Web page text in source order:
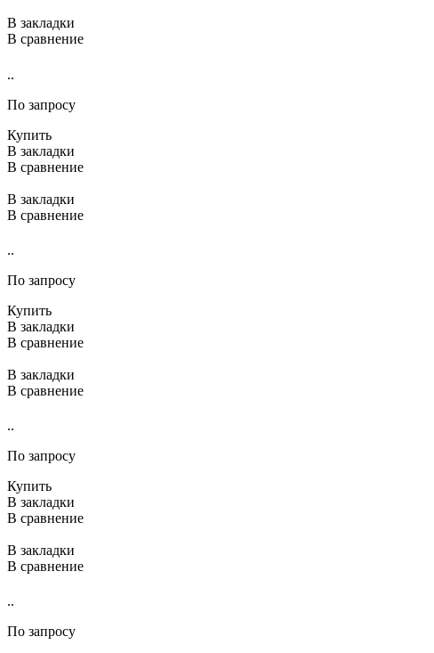
В закладки
В сравнение
..
По запросу
Купить
В закладки
В сравнение
В закладки
В сравнение
..
По запросу
Купить
В закладки
В сравнение
В закладки
В сравнение
..
По запросу
Купить
В закладки
В сравнение
В закладки
В сравнение
..
По запросу